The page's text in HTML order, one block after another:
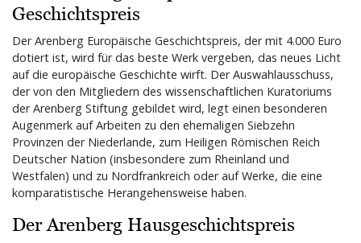
Geschichtspreis
Der Arenberg Europäische Geschichtspreis, der mit 4.000 Euro
dotiert ist, wird für das beste Werk vergeben, das neues Licht
auf die europäische Geschichte wirft. Der Auswahlausschuss,
der von den Mitgliedern des wissenschaftlichen Kuratoriums
der Arenberg Stiftung gebildet wird, legt einen besonderen
Augenmerk auf Arbeiten zu den ehemaligen Siebzehn
Provinzen der Niederlande, zum Heiligen Römischen Reich
Deutscher Nation (insbesondere zum Rheinland und
Westfalen) und zu Nordfrankreich oder auf Werke, die eine
komparatistische Herangehensweise haben.
Der Arenberg Hausgeschichtspreis